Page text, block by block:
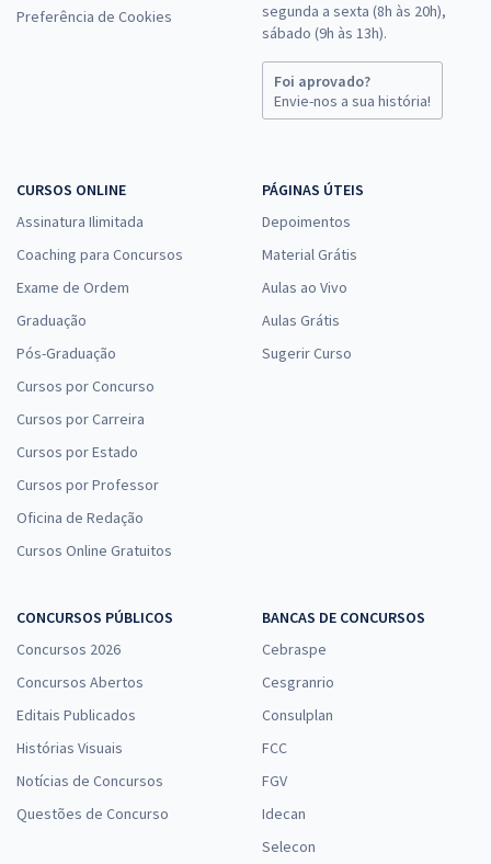
Preferência de Cookies
segunda a sexta (8h às 20h),
sábado (9h às 13h).
Foi aprovado?
Envie-nos a sua história!
CURSOS ONLINE
Assinatura Ilimitada
Coaching para Concursos
Exame de Ordem
Graduação
Pós-Graduação
Cursos por Concurso
Cursos por Carreira
Cursos por Estado
Cursos por Professor
Oficina de Redação
Cursos Online Gratuitos
PÁGINAS ÚTEIS
Depoimentos
Material Grátis
Aulas ao Vivo
Aulas Grátis
Sugerir Curso
CONCURSOS PÚBLICOS
Concursos 2026
Concursos Abertos
Editais Publicados
Histórias Visuais
Notícias de Concursos
Questões de Concurso
BANCAS DE CONCURSOS
Cebraspe
Cesgranrio
Consulplan
FCC
FGV
Idecan
Selecon